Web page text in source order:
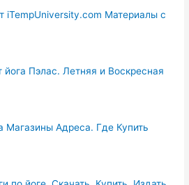
iTempUniversity.com Материалы с
йога Пэлас. Летняя и Воскресная
Магазины Адреса. Где Купить